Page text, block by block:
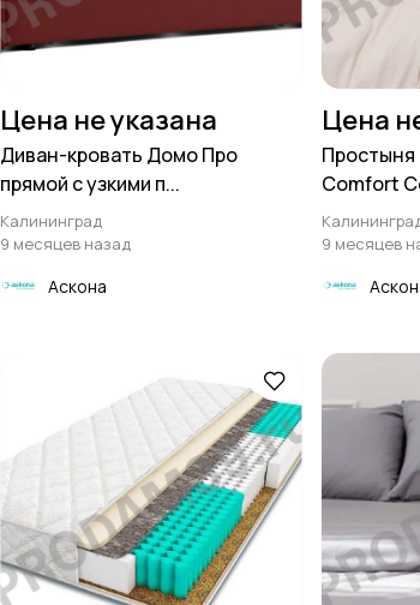
Цена не указана
Диван-кровать Домо Про
прямой с узкими п...
Калининград
9 месяцев назад
Аскона
Цена
Простыня
Comfort
9 месяцев